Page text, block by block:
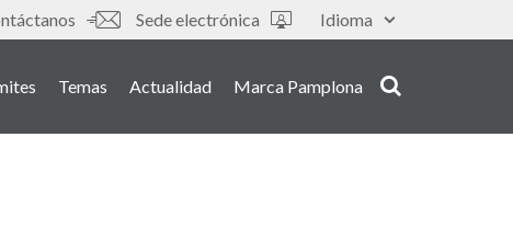
Idioma
Sede electrónica
Temas Actualidad Marca Pamplona